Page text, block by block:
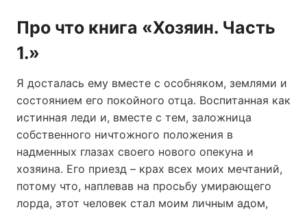
Про что книга «Хозяин. Часть
1.»
Я досталась ему вместе с особняком, землями и
состоянием его покойного отца. Воспитанная как
истинная леди и, вместе с тем, заложница
собственного ничтожного положения в
надменных глазах своего нового опекуна и
хозяина. Его приезд – крах всех моих мечтаний,
потому что, наплевав на просьбу умирающего
лорда, этот человек стал моим личным адом,